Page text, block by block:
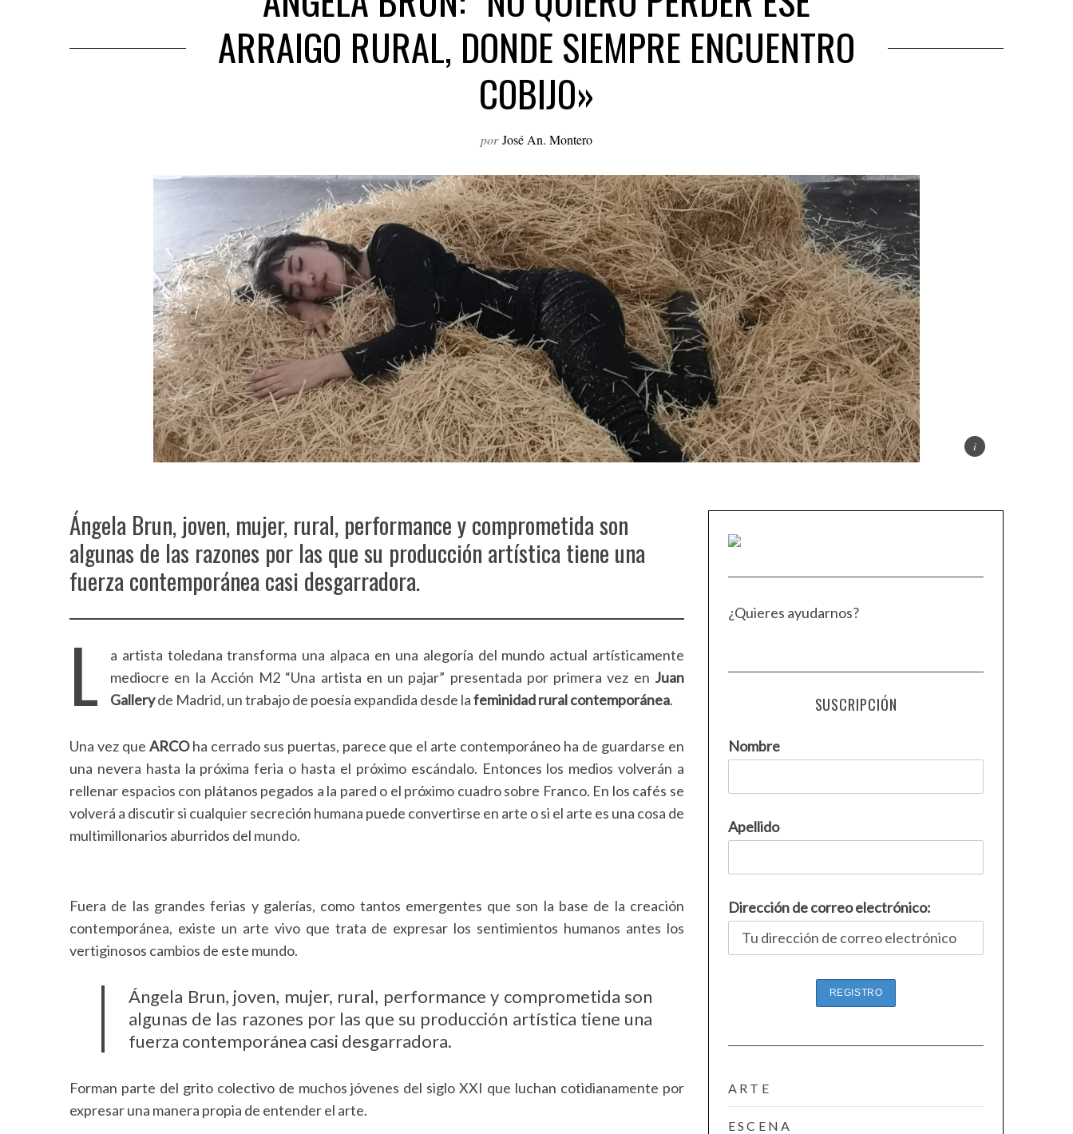
ARRAIGO RURAL, DONDE SIEMPRE ENCUENTRO
COBIJO»
por José An. Montero
Ángela Brun, joven, mujer, rural, performance y comprometida son
algunas de las razones por las que su producción artística tiene una
fuerza contemporánea casi desgarradora.
L
a artista toledana transforma una alpaca en una alegoría del mundo actual artísticamente
mediocre en la Acción M2 “Una artista en un pajar” presentada por primera vez en Juan
Galleryde Madrid, un trabajo de poesía expandida desde lafeminidad rural contemporánea.
Una vez que ARCOha cerrado sus puertas, parece que el arte contemporáneo ha de guardarse en
una nevera hasta la próxima feria o hasta el próximo escándalo. Entonces los medios volverán a
rellenar espacios con plátanos pegados a la pared o el próximo cuadro sobre Franco. En los cafés se
volverá a discutir si cualquier secreción humana puede convertirse en arte o si el arte es una cosa de
multimillonarios aburridos del mundo.
Fuera de las grandes ferias y galerías, como tantos emergentes que son la base de la creación
contemporánea, existe un arte vivo que trata de expresar los sentimientos humanos antes los
vertiginosos cambios de este mundo.
Ángela Brun, joven, mujer, rural, performance y comprometida son
algunas de las razones por las que su producción artística tiene una
fuerza contemporánea casi desgarradora.
Forman parte del grito colectivo de muchos jóvenes del siglo XXI que luchan cotidianamente por
expresar una manera propia de entender el arte.
¿Quieres ayudarnos?
SUSCRIPCIÓN
Nombre
Apellido
Dirección de correo electrónico:
ARTE
ESCENA